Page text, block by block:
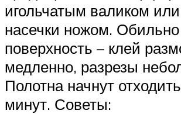
игольчатым валиком
насечки ножом.
поверхность – клей
медленно, разрезы
Полотна начнут
минут. Советы: